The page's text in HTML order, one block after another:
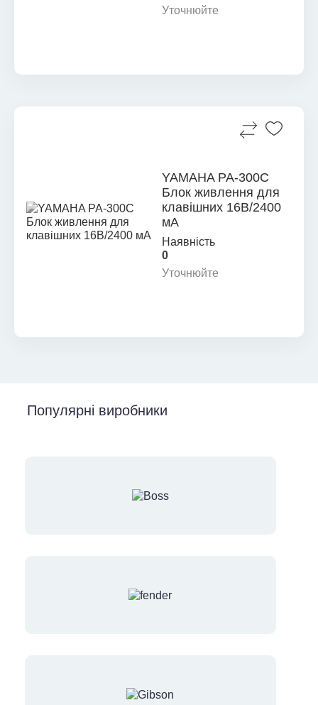
Уточнюйте
YAMAHA PA-300C
Блок живлення для
клавішних 16В/2400
мА
Наявність
0
Уточнюйте
Популярні виробники